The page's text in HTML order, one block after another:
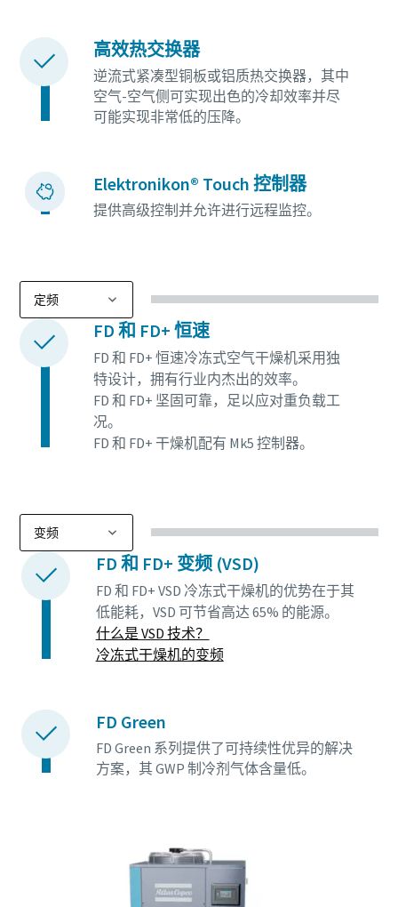
高效热交换器
逆流式紧凑型铜板或铝质热交换器，其中
空气-空气侧可实现出色的冷却效率并尽
可能实现非常低的压降。
Elektronikon® Touch 控制器
提供高级控制并允许进行远程监控。
FD 和 FD+ 恒速
FD 和 FD+ 恒速冷冻式空气干燥机采用独
特设计，拥有行业内杰出的效率。
FD 和 FD+ 坚固可靠，足以应对重负载工
况。
FD 和 FD+ 干燥机配有 Mk5 控制器。
FD 和 FD+ 变频 (VSD)
FD 和 FD+ VSD 冷冻式干燥机的优势在于其
低能耗，VSD 可节省高达 65% 的能源。
什么是 VSD 技术？
冷冻式干燥机的变频
FD Green
FD Green 系列提供了可持续性优异的解决
方案，其 GWP 制冷剂气体含量低。